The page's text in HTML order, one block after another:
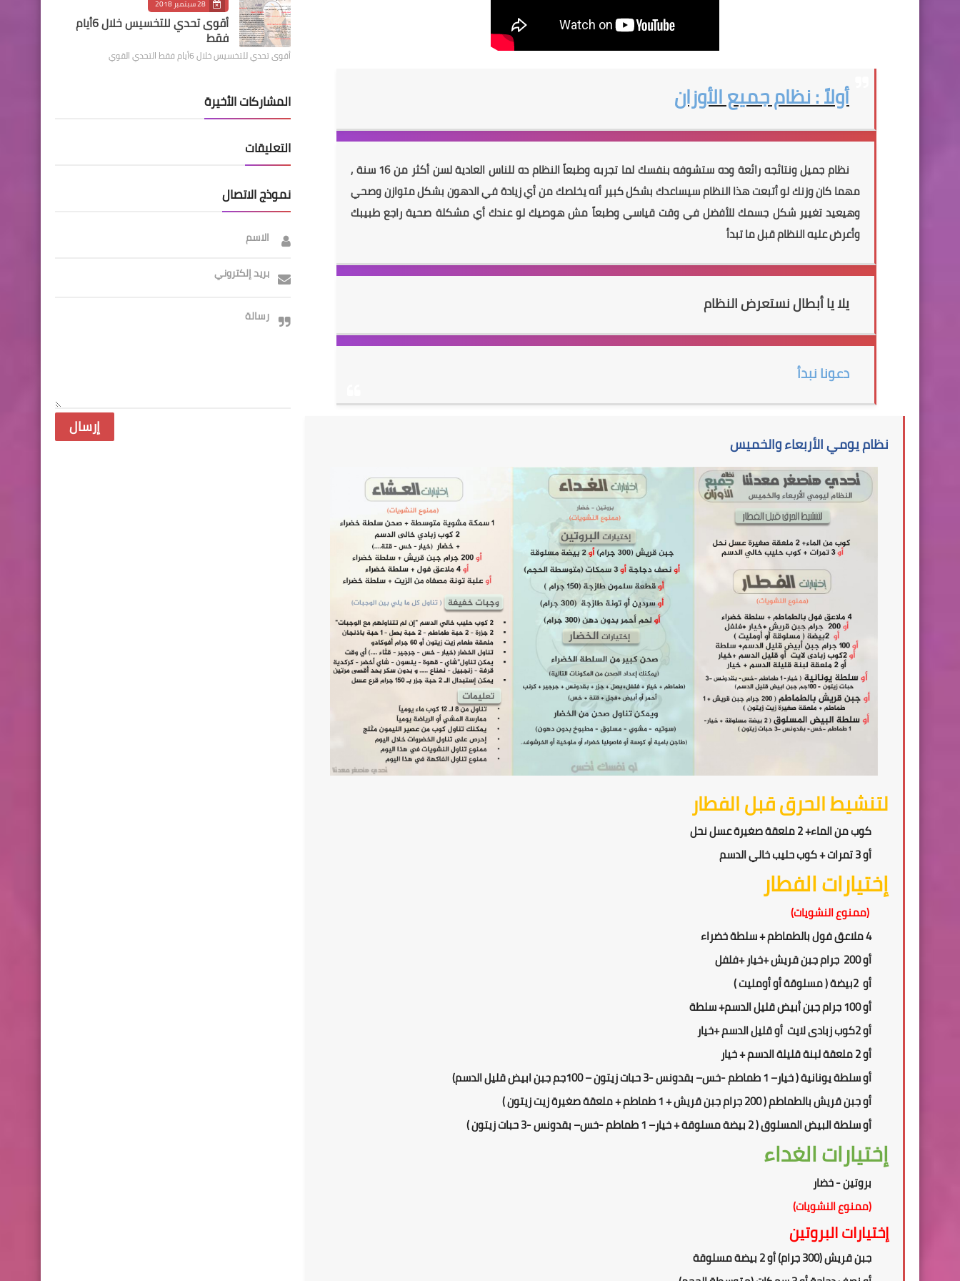
أولاً : نظام جميع الأوزان
نظام جميل ونتائجه رائعة ودهستشوفه
بنفسك لما تجربه وطبعاً النظام ده للناس العادية لسن أكثر من 16 سنة ,
مهما كان وزنك لو أتبعت هذا النظامسيساعدكبشكل كبير أنه يخلصك من أي زيادة في الدهون بشكل متوازن وصحي
وهيعيد تغيير شكل جسمك للأفضل في وقت قياسي وطبعاً مش هوصيك لو عندك أي مشكلة صحية راجع طبيبك
وأعرض عليه النظام قبل ما تبدأ
يلا يا أبطال نستعرض النظام
دعونا نبدأ
نظام يومي الأربعاء والخميس
لتنشيط الحرق قبل الفطار
كوب من الماء+ 2 ملعقة صغيرة عسل نحل
أو 3 تمرات + كوب حليب خالي الدسم
إختيارات الفطار
(ممنوع النشويات)
4 ملاعق فول بالطماطم + سلطة خضراء
أو 200
جرام جبن قريش +خيار +فلفل
أو 2بيضة ( مسلوقة أو أومليت )
أو 100 جرام جبن أبيض قليل الدسم+ سلطة
أو2كوب زبادى لايت أو قليل الدسم +خيار
أو 2 ملعقة لبنة قليلة الدسم + خيار
أو سلطة يونانية(خيار–1 طماطم -خس– بقدونس -3حبات زيتون –100جم جبن ابيض قليل الدسم)
أو جبن قريش بالطماطم ( 200 جرام جبن قريش + 1 طماطم + ملعقة صغيرة زيت زيتون )
أو سلطة البيض المسلوق ( 2 بيضة مسلوقة + خيار
–1 طماطم -خس– بقدونس -3حبات زيتون)
إختيارات الغداء
بروتين - خضار
(ممنوع النشويات)
إختيارات البروتين
جبن قريش (300 جرام) أو 2 بيضة مسلوقة
28 سبتمبر 2018
أقوى تحدي للتخسيس خلال 6أيام
فقط
أقوى تحدي للتخسيس خلال 6أيام فقط التحدي القوي
المشاركات الأخيرة
التعليقات
نموذج الاتصال
الاسم
بريد إلكتروني
رسالة